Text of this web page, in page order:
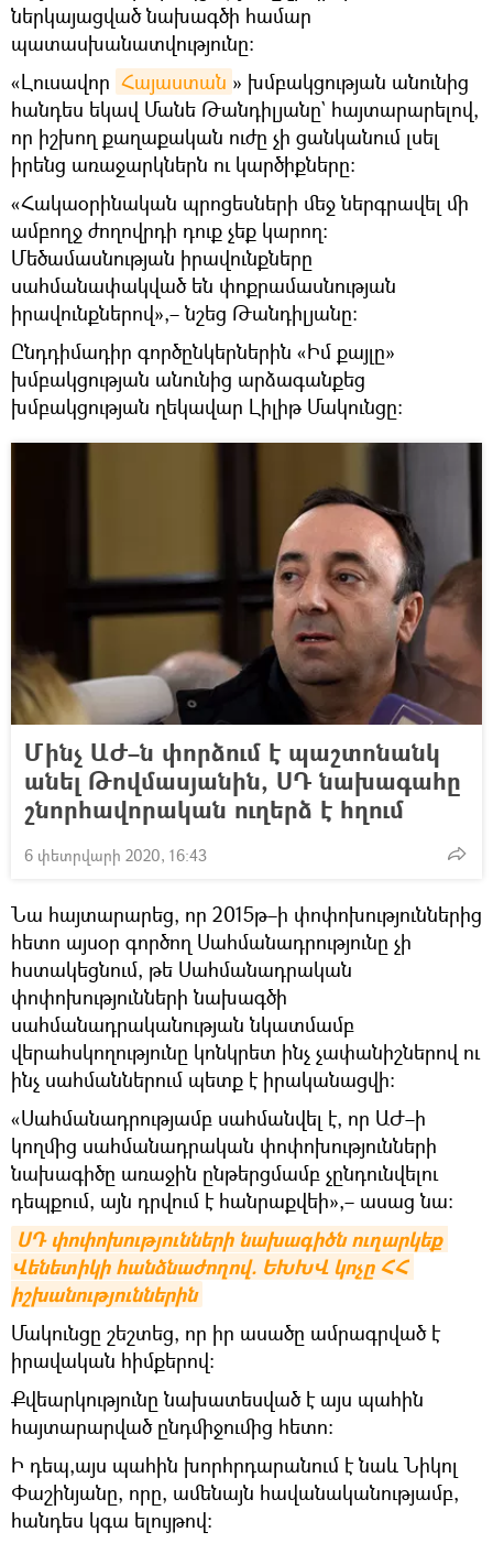
ներկայացված նախագծի համար
պատասխանատվությունը։
«Լուսավոր Հայաստան » խմբակցության անունից
հանդես եկավ Մանե Թանդիլյանը` հայտարարելով,
որ իշխող քաղաքական ուժը չի ցանկանում լսել
իրենց առաջարկներն ու կարծիքները։
«Հակաօրինական պրոցեսների մեջ ներգրավել մի
ամբողջ ժողովրդի դուք չեք կարող։
Մեծամասնության իրավունքները
սահմանափակված են փոքրամասնության
իրավունքներով»,– նշեց Թանդիլյանը։
Ընդդիմադիր գործընկերներին «Իմ քայլը»
խմբակցության անունից արձագանքեց
խմբակցության ղեկավար Լիլիթ Մակունցը։
Մինչ ԱԺ–ն փորձում է պաշտոնանկ
անել Թովմասյանին, ՍԴ նախագահը
շնորհավորական ուղերձ է հղում
6 փետրվարի 2020, 16:43
Նա հայտարարեց, որ 2015թ–ի փոփոխություններից
հետո այսօր գործող Սահմանադրությունը չի
հստակեցնում, թե Սահմանադրական
փոփոխությունների նախագծի
սահմանադրականության նկատմամբ
վերահսկողությունը կոնկրետ ինչ չափանիշներով ու
ինչ սահմաններում պետք է իրականացվի։
«Սահմանադրությամբ սահմանվել է, որ ԱԺ–ի
կողմից սահմանադրական փոփոխությունների
նախագիծը առաջին ընթերցմամբ չընդունվելու
դեպքում, այն դրվում է հանրաքվեի»,– ասաց նա։
ՍԴ փոփոխությունների նախագիծն ուղարկեք
Վենետիկի հանձնաժողով. ԵԽԽՎ կոչը ՀՀ
իշխանություններին
Մակունցը շեշտեց, որ իր ասածը ամրագրված է
իրավական հիմքերով։
Քվեարկությունը նախատեսված է այս պահին
հայտարարված ընդմիջումից հետո։
Ի դեպ,այս պահին խորհրդարանում է նաև Նիկոլ
Փաշինյանը, որը, ամենայն հավանականությամբ,
հանդես կգա ելույթով։